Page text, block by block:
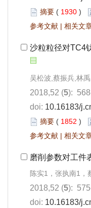
摘要 ( 1930 )
参考文献 | 相关文
沙粒粒径对TC4
吴松波,蔡振兵,林
2018,52 (5):
doi: 10.16183/
摘要 ( 1852 )
参考文献 | 相关文
磨削参数对工件
陈实1，张执南1，
2018,52 (5):
doi: 10.16183/